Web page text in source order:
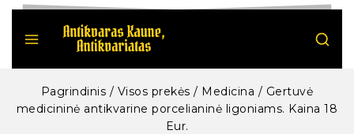
Pagrindinis / Visos prekės / Medicina / Gertuvė
medicininė antikvarine porcelianinė ligoniams. Kaina 18
Eur.